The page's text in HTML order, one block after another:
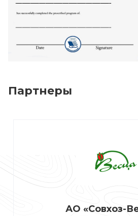
Партнеры
АО «Совхоз-